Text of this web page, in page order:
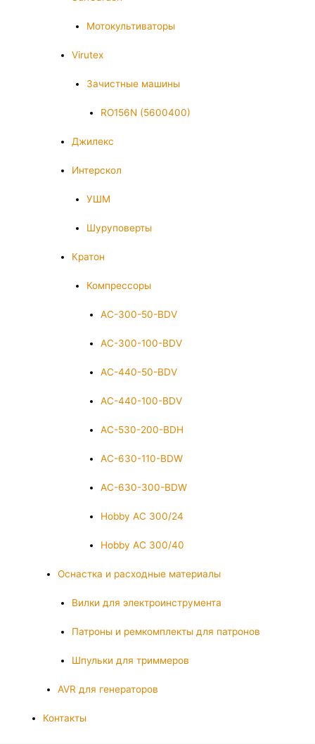
Мотокультиваторы
Virutex
Зачистные машины
RO156N (5600400)
Джилекс
Интерскол
УШМ
Шуруповерты
Кратон
Компрессоры
AC-300-50-BDV
AC-300-100-BDV
AC-440-50-BDV
AC-440-100-BDV
AC-530-200-BDH
AC-630-110-BDW
AC-630-300-BDW
Hobby AC 300/24
Hobby AC 300/40
Оснастка и расходные материалы
Вилки для электроинструмента
Патроны и ремкомплекты для патронов
Шпульки для триммеров
AVR для генераторов
Контакты